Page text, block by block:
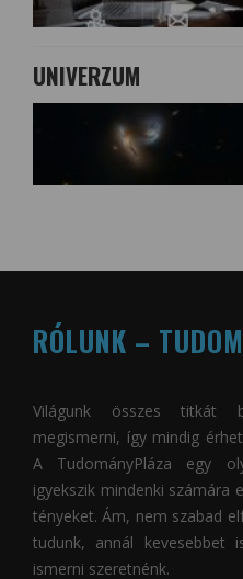
UNIVERZUM
RÓLUNK –
Világunk összes titkát
megismerni, így mindig
A TudományPláza egy
igyekszik mindenki számára
tényeket. Ám, nem szabad
tudunk, annál kevesebbet
ismerni szeretnénk.